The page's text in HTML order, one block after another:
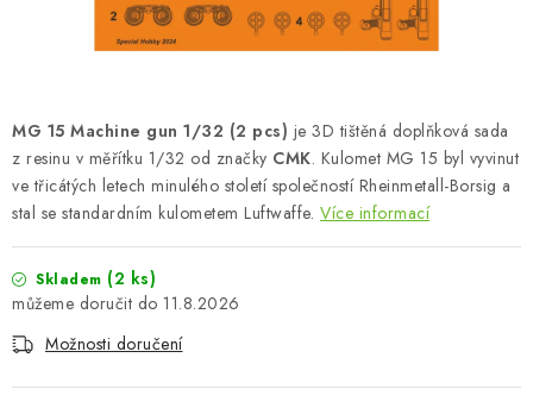
Velkoobchod (B2B)
FAQ Hromadná objednávka
MG 15 Machine gun 1/32 (2 pcs) je 3D tištěná doplňková sada
z resinu v měřítku 1/32 od značky CMK. Kulomet MG 15 byl vyvinut
ve třicátých letech minulého století společností Rheinmetall-Borsig a
stal se standardním kulometem Luftwaffe. Více informací
Skladem (2 ks)
11.8.2026
Možnosti doručení